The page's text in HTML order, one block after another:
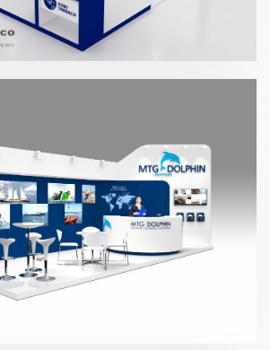
Show – Port Tarraco 2016